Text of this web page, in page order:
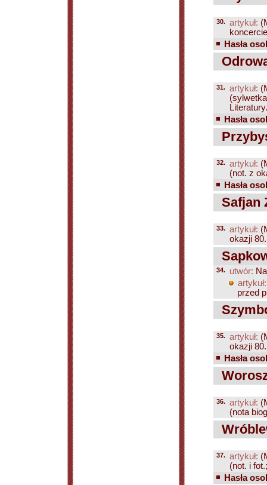
30. artykuł:
Hasła
31. artykuł:
Hasła
32. artykuł:
(not. z
Hasła
Safjan
33. artykuł:
okazji
34. utwór:
artykuł:
przed
35. artykuł:
okazji
Hasła
36. artykuł:
(nota
37. artykuł:
(not. i
Hasła